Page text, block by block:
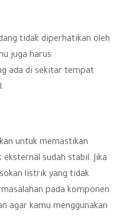
tidak diperhatikan oleh
juga harus
ada di sekitar tempat
untuk memastikan
sudah stabil. Jika
listrik yang tidak
pada komponen
agar kamu menggunakan